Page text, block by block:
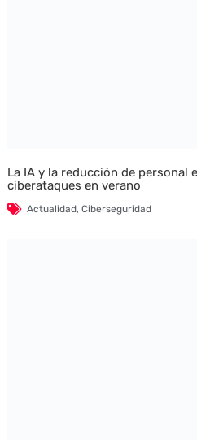
La IA y la reducción de personal
ciberataques en verano
Actualidad, Ciberseguridad